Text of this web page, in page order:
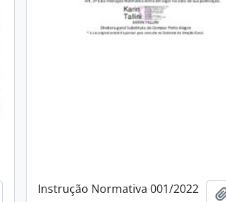
Add to clipboard
Instrução Normativa 001/2022